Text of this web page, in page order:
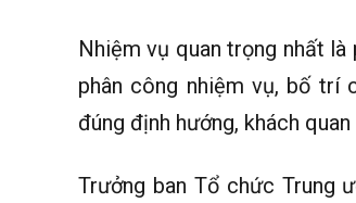
Nhiệm vụ quan trọng nhất
phân công nhiệm vụ, bố trí
đúng định hướng, khách
Trưởng ban Tổ chức Trung